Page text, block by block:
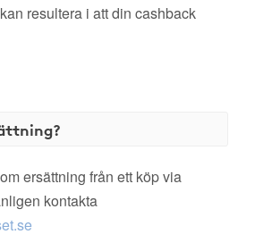
resultera i att din cashback
ersättning från ett köp via
kontakta